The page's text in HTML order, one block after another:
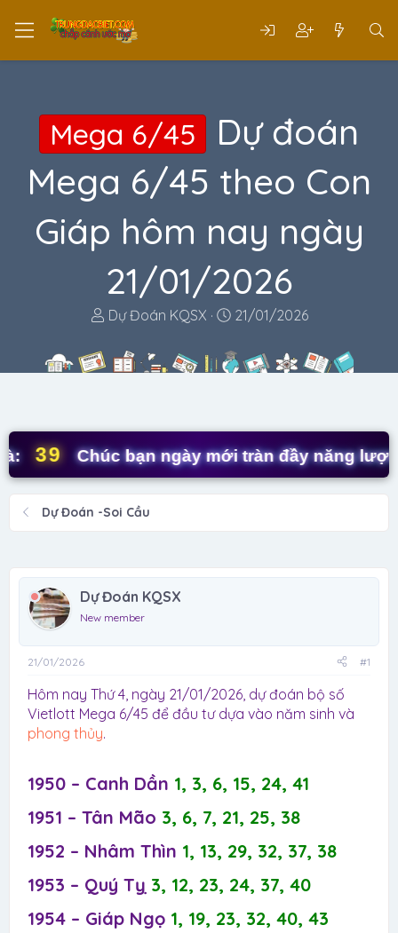
Mega 6/45
Dự đoán
Mega 6/45 theo Con
Giáp hôm nay ngày
21/01/2026
T
e
s
t
a
r
t
Dự Đoán KQSX
N
à
y
i
21/01/2026
39 Chúc bạn ngày mới tràn đầy năng lượng!
Dự Đoán -Soi Cầu
Dự Đoán KQSX
New member
21/01/2026 #1
Hôm nay Thứ 4, ngày 21/01/2026, dự đoán bộ số
Vietlott Mega 6/45 để đầu tư dựa vào năm sinh và
phong thủy.
1950 – Canh Dần 1, 3, 6, 15, 24, 41
1951 – Tân Mão 3, 6, 7, 21, 25, 38
1952 – Nhâm Thìn 1, 13, 29, 32, 37, 38
1953 – Quý Tỵ 3, 12, 23, 24, 37, 40
1954 – Giáp Ngọ 1, 19, 23, 32, 40, 43